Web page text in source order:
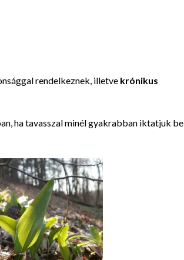
rendelkeznek, illetve krónikus
ha tavasszal minél gyakrabban iktatjuk be